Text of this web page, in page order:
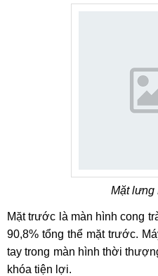
Mặt lưng
Mặt trước là màn hình cong
90,8% tổng thể mặt trước.
tay trong màn hình thời
khóa tiện lợi.